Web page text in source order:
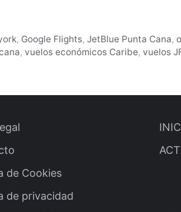
, Google Flights,JetBlue Punta Cana,
, vuelos económicos Caribe, vuelos
de Cookies
de privacidad